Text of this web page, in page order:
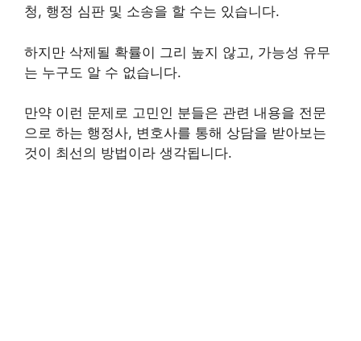
청, 행정 심판 및 소송을 할 수는 있습니다.
하지만 삭제될 확률이 그리 높지 않고, 가능성 유무
는 누구도 알 수 없습니다.
만약 이런 문제로 고민인 분들은 관련 내용을 전문
으로 하는 행정사, 변호사를 통해 상담을 받아보는
것이 최선의 방법이라 생각됩니다.